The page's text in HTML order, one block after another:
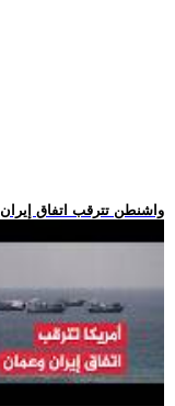
.. واشنطن تترقب اتفاق